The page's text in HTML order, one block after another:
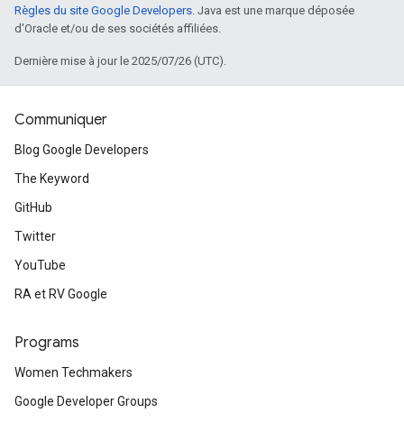
Règles du site Google Developers. Java est une marque déposée
d'Oracle et/ou de ses sociétés affiliées.
Dernière mise à jour le 2025/07/26 (UTC).
Communiquer
Blog Google Developers
The Keyword
GitHub
Twitter
YouTube
RA et RV Google
Programs
Women Techmakers
Google Developer Groups